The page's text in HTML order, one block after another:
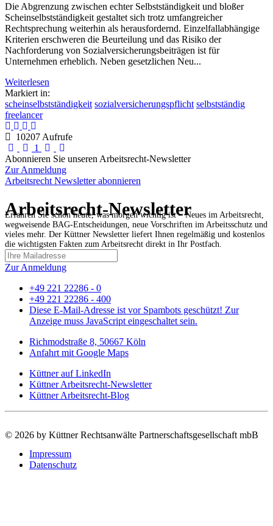
Die Abgrenzung zwischen echter Selbstständigkeit und bloßer
Scheinselbstständigkeit gestaltet sich trotz umfangreicher
Rechtsprechung weiterhin als herausfordernd. Einzelfallabhängige
Kriterien erschweren die Beurteilung und das Risiko der
Nachforderung von Sozialversicherungsbeiträgen ist für
Unternehmen erheblich. Neben gesetzlichen Neu...
Weiterlesen
Markiert in:
scheinselbstständigkeit sozialversicherungspflicht selbstständig
freelancer
10207 Aufrufe
First Page
Previous Page
1 Next Page
Abonnieren Sie unseren Arbeitsrecht-Newsletter
Zur Anmeldung
Arbeitsrecht Newsletter abonnieren
Arbeitsrecht-Newsletter
Erfahren Sie schon heute, was morgen wichtig ist – Neues im Arbeitsrecht,
wegweisende BAG-Entscheidungen, neue Vorschriften im Arbeitsschutz und
vieles mehr. Der Küttner Newsletter liefert Ihnen regelmäßig und kostenlos
die wichtigsten Fakten zum Arbeitsrecht direkt in Ihr Postfach.
Zur Anmeldung
+49 221 22286 - 0
+49 221 22286 - 400
Diese E-Mail-Adresse ist vor Spambots geschützt! Zur
Anzeige muss JavaScript eingeschaltet sein.
Richmodstraße 8, 50667 Köln
Anfahrt mit Google Maps
Küttner auf LinkedIn
Küttner Arbeitsrecht-Newsletter
Küttner Arbeitsrecht-Blog
© 2026 by Küttner Rechtsanwälte Partnerschaftsgesellschaft mbB
Impressum
Datenschutz